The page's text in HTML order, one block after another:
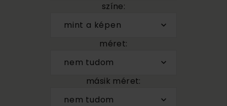
színe:
mint a képen
méret:
nem tudom
másik méret:
nem tudom